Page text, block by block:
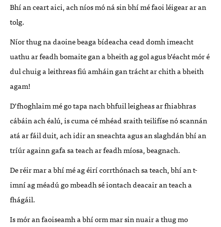
Bhí an ceart aici, ach níos mó ná sin bhí mé faoi léigear ar an
tolg.
Níor thug na daoine beaga bídeacha cead domh imeacht
uathu ar feadh bomaite gan a bheith ag gol agus b’éacht mór é
dul chuig a leithreas fiú amháin gan trácht ar chith a bheith
agam!
D’fhoghlaim mé go tapa nach bhfuil leigheas ar fhiabhras
cábáin ach éalú, is cuma cé mhéad sraith teilifíse nó scannán
atá ar fáil duit, ach idir an sneachta agus an slaghdán bhí an
tríúr againn gafa sa teach ar feadh míosa, beagnach.
De réir mar a bhí mé ag éirí corrthónach sa teach, bhí an t-
imní ag méadú go mbeadh sé iontach deacair an teach a
fhágáil.
Is mór an faoiseamh a bhí orm mar sin nuair a thug mo